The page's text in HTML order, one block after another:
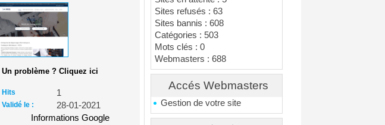
Sites refusés : 63
Sites bannis : 608
Catégories : 503
Mots clés : 0
Webmasters : 688
Accés Webmasters
Gestion de votre site
Un problème ? Cliquez ici
Hits 1
Validé le :
28-01-2021
Informations Google